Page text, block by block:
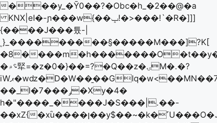
���y_�Ȳ0��?�Obc�h_�2��@�a
KNX|eI�-ɲ���w{��ݒ!�>���!`�R�]]]
{����J���튰-|
ͺ}_���������§�����M���]?K[
�8�
�؝۾㹂=�z�0�}��=?�Q��z�ۍM�.�?
iWޕ�wǳ�D�W��̱��Glq�w<��MN��7�]�D͑�fW�2��v?
��_l�ݛ���7�Xy�4�
h�"����_����J�S���|.��-
��xZ{�xؓu����ן��y$��~�k�˹U���O�؎��P���h����?